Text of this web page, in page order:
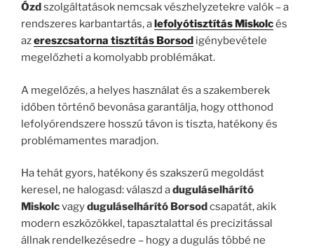
Ózdszolgáltatások nemcsak vészhelyzetekre valók – a
rendszeres karbantartás, alefolyótisztítás Miskolcés
azereszcsatorna tisztítás Borsod igénybevétele
megelőzheti a komolyabb problémákat.
A megelőzés, a helyes használat és a szakemberek
időben történő bevonása garantálja, hogy otthonod
lefolyórendszere hosszú távon is tiszta, hatékony és
problémamentes maradjon.
Ha tehát gyors, hatékony és szakszerű megoldást
keresel, ne halogasd: válaszd aduguláselhárító
Miskolcvagyduguláselhárító Borsodcsapatát, akik
modern eszközökkel, tapasztalattal és precizitással
állnak rendelkezésedre – hogy a dugulás többé ne